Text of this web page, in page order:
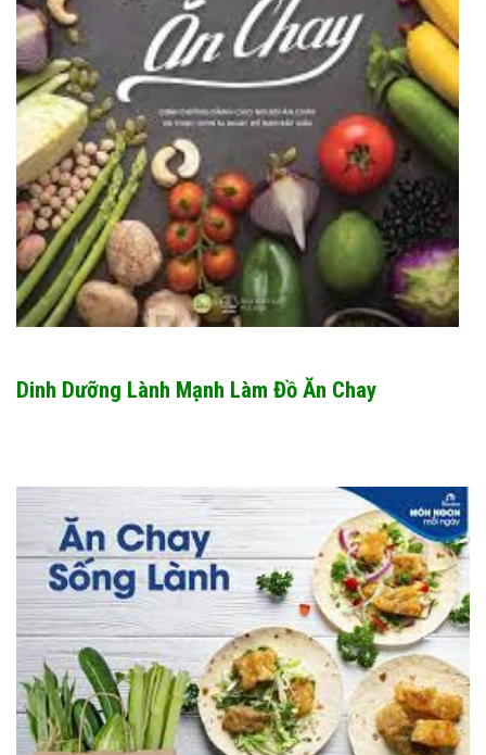
Dinh Dưỡng Lành Mạnh Làm Đồ Ăn Chay